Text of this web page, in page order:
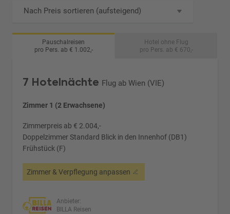
Nach Preis sortieren (aufsteigend)
Pauschalreisen
pro Pers. ab € 1.002,-
Hotel ohne Flug
pro Pers. ab € 670,-
7 Hotelnächte Flug ab Wien (VIE)
Zimmer 1 (2 Erwachsene)
Zimmerpreis ab € 2.004,-
Doppelzimmer Standard Blick in den Innenhof (DB1)
Frühstück (F)
Zimmer & Verpflegung anpassen
Anbieter:
BILLA Reisen